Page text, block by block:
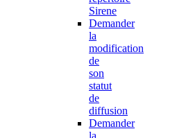
Sirene
Demander
la
modification
de
son
statut
de
diffusion
Demander
la